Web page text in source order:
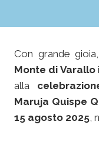
Con grande
Monte di Varallo
alla
Maruja Quispe
15 agosto 2025,